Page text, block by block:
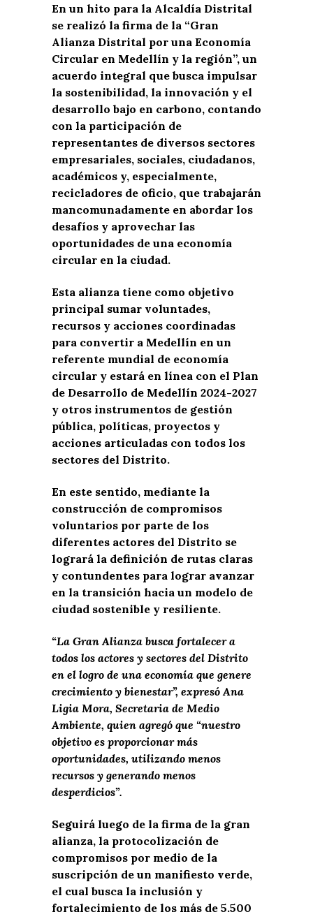
En un hito para la Alcaldía Distrital
se realizó la firma de la “Gran
Alianza Distrital por una Economía
Circular en Medellín y la región”, un
acuerdo integral que busca impulsar
la sostenibilidad, la innovación y el
desarrollo bajo en carbono, contando
con la participación de
representantes de diversos sectores
empresariales, sociales, ciudadanos,
académicos y, especialmente,
recicladores de oficio, que trabajarán
mancomunadamente en abordar los
desafíos y aprovechar las
oportunidades de una economía
circular en la ciudad.
Esta alianza tiene como objetivo
principal sumar voluntades,
recursos y acciones coordinadas
para convertir a Medellín en un
referente mundial de economía
circular y estará en línea con el Plan
de Desarrollo de Medellín 2024-2027
y otros instrumentos de gestión
pública, políticas, proyectos y
acciones articuladas con todos los
sectores del Distrito.
En este sentido, mediante la
construcción de compromisos
voluntarios por parte de los
diferentes actores del Distrito se
logrará la definición de rutas claras
y contundentes para lograr avanzar
en la transición hacia un modelo de
ciudad sostenible y resiliente.
“La Gran Alianza busca fortalecer a
todos los actores y sectores del Distrito
en el logro de una economía que genere
crecimiento y bienestar”, expresó Ana
Ligia Mora, Secretaria de Medio
Ambiente, quien agregó que “nuestro
objetivo es proporcionar más
oportunidades, utilizando menos
recursos y generando menos
desperdicios”.
Seguirá luego de la firma de la gran
alianza, la protocolización de
compromisos por medio de la
suscripción de un manifiesto verde,
el cual busca la inclusión y
fortalecimiento de los más de 5.500